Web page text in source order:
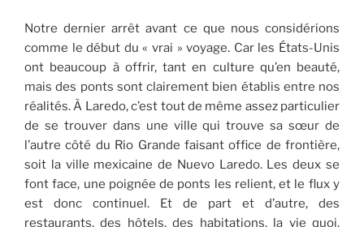
Notre dernier arrêt avant ce que nous considérions
comme le début du « vrai » voyage. Car les États-Unis
ont beaucoup à offrir, tant en culture qu’en beauté,
mais des ponts sont clairement bien établis entre nos
réalités. À Laredo, c’est tout de même assez particulier
de se trouver dans une ville qui trouve sa sœur de
l’autre côté du Rio Grande faisant office de frontière,
soit la ville mexicaine de Nuevo Laredo. Les deux se
font face, une poignée de ponts les relient, et le flux y
est donc continuel. Et de part et d’autre, des
restaurants, des hôtels, des habitations, la vie quoi.